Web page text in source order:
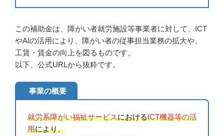
この補助金は、障がい者就労施設等事業者に対して、ICT
やAIの活用により、障がい者の従事担当業務の拡大や、
工賃・賃金の向上を図るものです。
以下、公式URLから抜粋です。
事業の概要
就労系障がい福祉サービスにおけるICT機器等の活
用により、